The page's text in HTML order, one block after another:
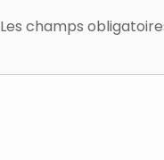
Les champs